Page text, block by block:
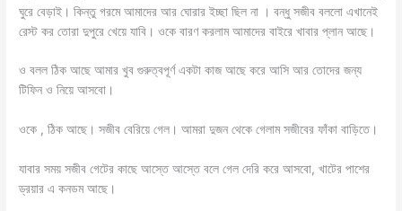
ঘুরে বেড়াই। কিন্তু গরমে আমাদের আর ঘোরার ইচ্ছা ছিল না । বন্ধু সজীব বললো এখানেই
রেস্ট কর তোরা দুপুরে খেয়ে যাবি। ওকে বারণ করলাম আমাদের বাইরে খাবার প্লান আছে।
ও বলল ঠিক আছে আমার খুব গুরুত্বপূর্ণ একটা কাজ আছে করে আসি আর তোদের জন্য
টিফিন ও নিয়ে আসবো।
ওকে , ঠিক আছে। সজীব বেরিয়ে গেল। আমরা দুজন থেকে গেলাম সজীবের ফাঁকা বাড়িতে।
যাবার সময় সজীব গেটের কাছে আস্তে আস্তে বলে গেল দেরি করে আসবো, খাটের পাশের
ড্রয়ার এ কনডম আছে।